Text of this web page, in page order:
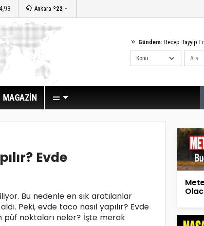
Ankara º22
Gündem: Recep Tayyip
Ara
MAGAZİN
Evde
Bu nedenle en sık aratılanlar
Peki, evde taco nasıl yapılır? Evde
püf noktaları neler? İşte merak